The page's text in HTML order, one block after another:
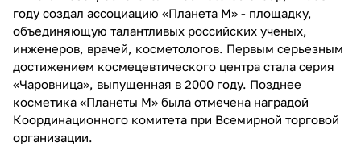
году создал ассоциацию «Планета М» - площадку,
объединяющую талантливых российских ученых,
инженеров, врачей, косметологов. Первым серьезным
достижением космецевтического центра стала серия
«Чаровница», выпущенная в 2000 году. Позднее
косметика «Планеты М» была отмечена наградой
Координационного комитета при Всемирной торговой
организации.